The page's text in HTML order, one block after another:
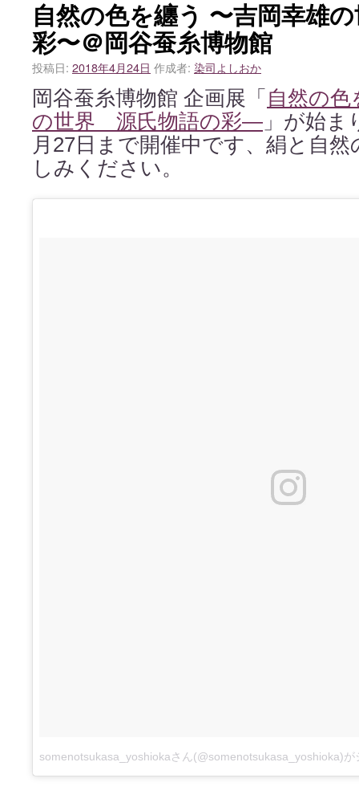
自然の色を纏う 〜吉岡幸雄
彩〜＠岡谷蚕糸博物館
投稿日: 2018年4月24日 作成者: 染司よしおか
岡谷蚕糸博物館 企画展「 自然の
の世界 源氏物語の彩— 」が始ま
月27日まで開催中です、絹と自
しみください。
somenotsukasa_yoshiokaさん(@somenotsukasa_yoshioka)が